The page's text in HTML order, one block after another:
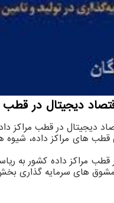
دیجیتال در قطب
۱۶ آبان ماه در استان اصفهان
های مراکز داده، شیوه
مراکز داده کشور به
های سرمایه گذاری